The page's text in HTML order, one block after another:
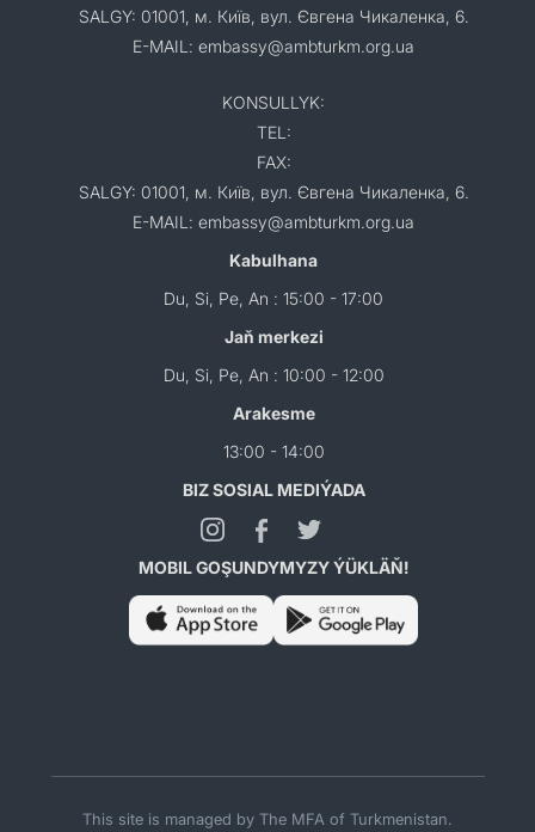
SALGY: 01001, м. Київ, вул. Євгена Чикаленка, 6.
E-MAIL: embassy@ambturkm.org.ua
KONSULLYK:
TEL:
FAX:
SALGY: 01001, м. Київ, вул. Євгена Чикаленка, 6.
E-MAIL: embassy@ambturkm.org.ua
Kabulhana
Du, Si, Pe, An : 15:00 - 17:00
Jaň merkezi
Du, Si, Pe, An : 10:00 - 12:00
Arakesme
13:00 - 14:00
BIZ SOSIAL MEDIÝADA
MOBIL GOŞUNDYMYZY ÝÜKLÄŇ!
This site is managed by The MFA of Turkmenistan.